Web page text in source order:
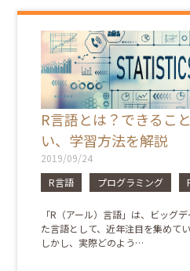
R言語とは？できるこ
い、学習方法を解説
2019/09/24
R言語
プログラミング
「R（アール）言語」は、ビッグ
た言語として、近年注目を集めてい
しかし、実際どのよう…